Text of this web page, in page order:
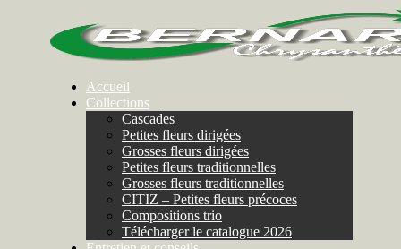
Accueil
Collections
Cascades
Petites fleurs dirigées
Grosses fleurs dirigées
Petites fleurs traditionnelles
Grosses fleurs traditionnelles
CITIZ – Petites fleurs précoces
Compositions trio
Télécharger le catalogue 2026